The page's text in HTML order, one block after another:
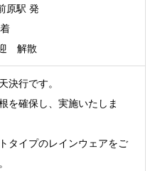
原駅 発
解散
決行です。
を確保し、実施いたしま
タイプのレインウェアをご